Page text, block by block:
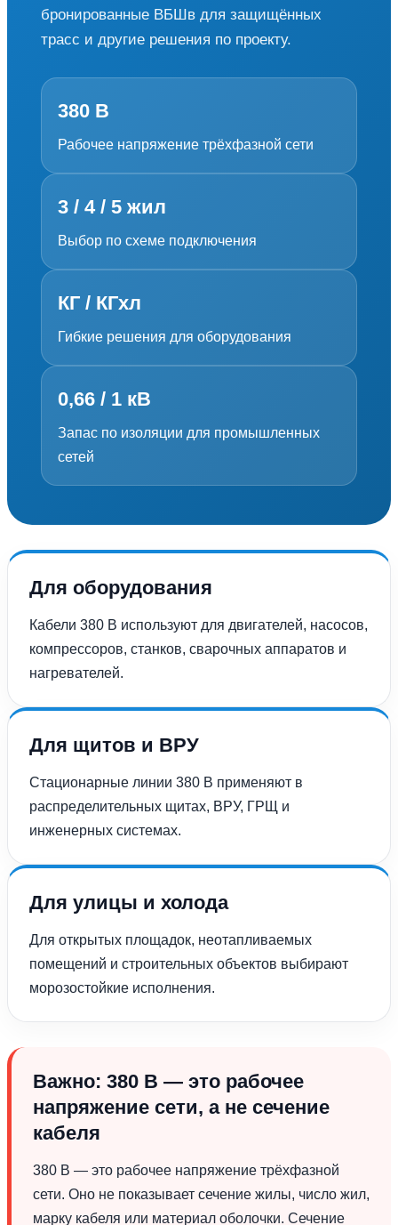
бронированные ВБШв для защищённых
трасс и другие решения по проекту.
380 В
Рабочее напряжение трёхфазной сети
3 / 4 / 5 жил
Выбор по схеме подключения
КГ / КГхл
Гибкие решения для оборудования
0,66 / 1 кВ
Запас по изоляции для промышленных
сетей
Для оборудования
Кабели 380 В используют для двигателей, насосов,
компрессоров, станков, сварочных аппаратов и
нагревателей.
Для щитов и ВРУ
Стационарные линии 380 В применяют в
распределительных щитах, ВРУ, ГРЩ и
инженерных системах.
Для улицы и холода
Для открытых площадок, неотапливаемых
помещений и строительных объектов выбирают
морозостойкие исполнения.
Важно: 380 В — это рабочее
напряжение сети, а не сечение
кабеля
380 В — это рабочее напряжение трёхфазной
сети. Оно не показывает сечение жилы, число жил,
марку кабеля или материал оболочки. Сечение